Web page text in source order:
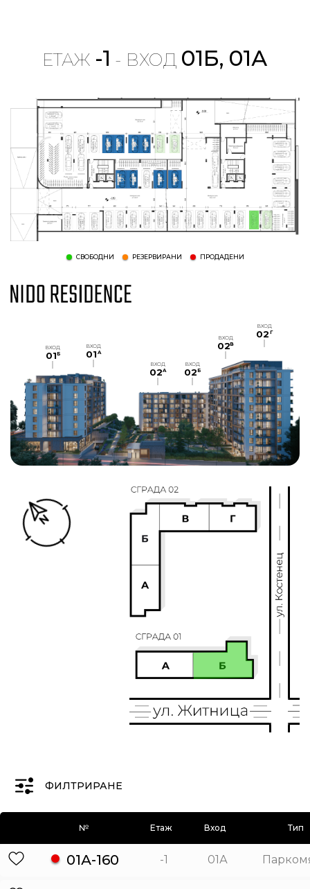
ЕТАЖ -1 - ВХОД 01Б, 01А
СВОБОДНИ РЕЗЕРВИРАНИ ПРОДАДЕНИ
ВХОД
01 A
ВХОД
01Б
ВХОД
02A
ВХОД
02Б
ВХОД
02В
ВХОД
02 Г
ФИЛТРИРАНЕ
№ Етаж Вход Тип
01А-160 -1 01А